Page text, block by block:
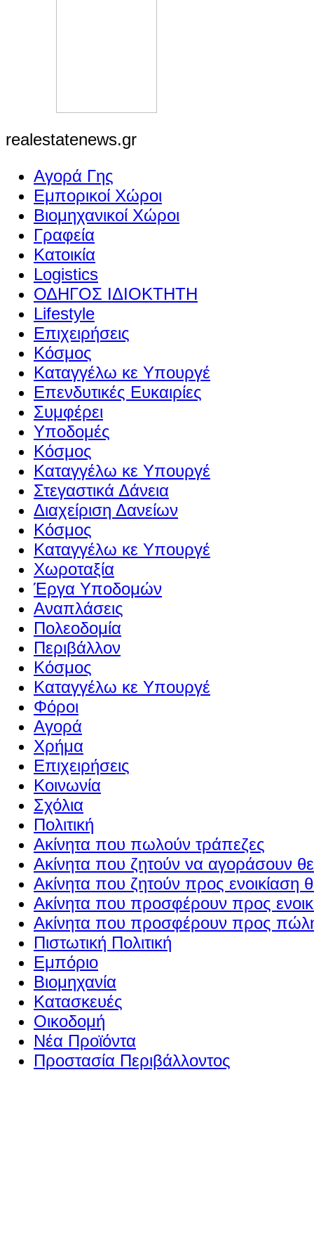
realestatenews.gr
Αγορά Γης
Εμπορικοί Χώροι
Βιομηχανικοί Χώροι
Γραφεία
Κατοικία
Logistics
ΟΔΗΓΟΣ ΙΔΙΟΚΤΗΤΗ
Lifestyle
Επιχειρήσεις
Κόσμος
Καταγγέλω κε Υπουργέ
Επενδυτικές Ευκαιρίες
Συμφέρει
Υποδομές
Κόσμος
Καταγγέλω κε Υπουργέ
Στεγαστικά Δάνεια
Διαχείριση Δανείων
Κόσμος
Καταγγέλω κε Υπουργέ
Χωροταξία
Έργα Υποδομών
Αναπλάσεις
Πολεοδομία
Περιβάλλον
Κόσμος
Καταγγέλω κε Υπουργέ
Φόροι
Αγορά
Χρήμα
Επιχειρήσεις
Κοινωνία
Σχόλια
Πολιτική
Ακίνητα που πωλούν τράπεζες
Ακίνητα που ζητούν να αγοράσουν
Ακίνητα που ζητούν προς ενοικίαση
Ακίνητα που προσφέρουν προς
Ακίνητα που προσφέρουν προς
Πιστωτική Πολιτική
Εμπόριο
Βιομηχανία
Κατασκευές
Οικοδομή
Νέα Προϊόντα
Προστασία Περιβάλλοντος